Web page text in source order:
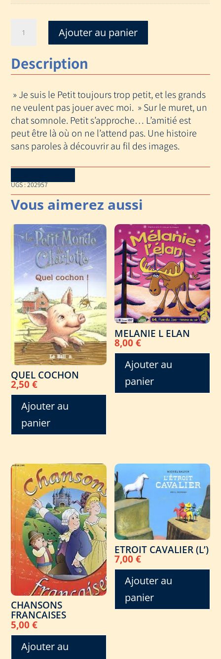
PETIT
Ajouter au panier
Description
» Je suis le Petit toujours trop petit, et les grands
ne veulent pas jouer avec moi. » Sur le muret, un
chat somnole. Petit s’approche… L’amitié est
peut être là où on ne l’attend pas. Une histoire
sans paroles à découvrir au fil des images.
UGS :202957
QUEL COCHON
2,50€
Ajouter au
panier
MELANIE L ELAN
8,00€
Ajouter au
panier
CHANSONS
FRANCAISES
5,00€
Ajouter au
ETROIT CAVALIER (L’)
7,00€
Ajouter au
panier